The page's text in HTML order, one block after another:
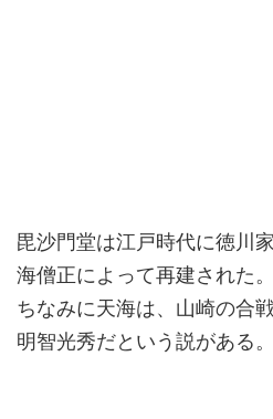
毘沙門堂は江戸時代に徳川
海僧正によって再建された。
ちなみに天海は、山崎の合
明智光秀だという説がある。